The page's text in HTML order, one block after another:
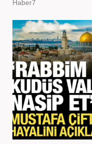
Haber7